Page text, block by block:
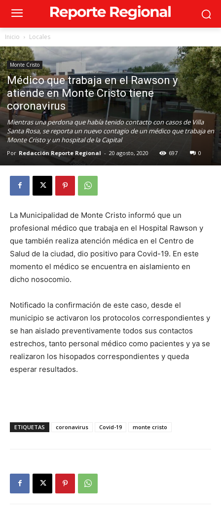
Inicio Locales
Monte Cristo
Médico que trabaja en el Rawson y
atiende en Monte Cristo tiene
coronavirus
Mientras una perdona que había tenido contacto con casos de Villa
Santa Rosa, se reporta un nuevo contagio de un médico que trabaja en
Monte Cristo y un hospital de la Capital
Por Redacción Reporte Regional - 20 agosto, 2020 697 0
La Municipalidad de Monte Cristo informó que un
profesional médico que trabaja en el Hospital Rawson y
que también realiza atención médica en el Centro de
Salud de la ciudad, dio positivo para Covid-19. En este
momento el médico se encuentra en aislamiento en
dicho nosocomio.
Notificado la confirmación de este caso, desde el
municipio se activaron los protocolos correspondientes y
se han aislado preventivamente todos sus contactos
estrechos, tanto personal médico como pacientes y ya se
realizaron los hisopados correspondientes y queda
esperar resultados.
ETIQUETAS coronavirus Covid-19 monte cristo